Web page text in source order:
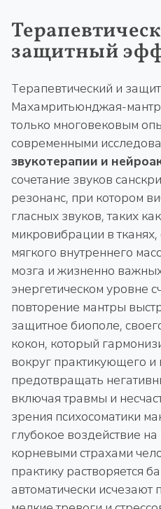
защитный
Терапевтический и
Махамритьюнджая-
только многовековым
современными
звукотерапии и
сочетание звуков
резонанс, при котором
гласных звуков, таких
микровибрации в
мягкого внутреннего
мозга и жизненно
энергетическом уровне
повторение мантры
защитное биополе,
кокон, который
вокруг практикующего и
предотвращать
включая травмы и
зрения психосоматики
глубокое воздействие
корневыми страхами
практику растворяется
автоматически исчезают